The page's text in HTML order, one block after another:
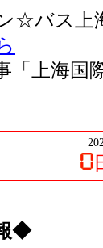
☆バス上
「上海国
◆